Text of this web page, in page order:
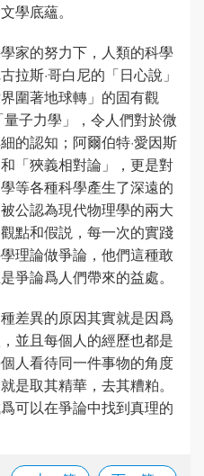
學底蘊。
家的努力下，人類的科學
拉斯·哥白尼的「日心說」
圍著地球轉」的固有觀
子力學」，令人們對於微
的認知；阿爾伯特·愛因斯
「狹義相對論」，更是對
等各種科學產生了深遠的
公認為現代物理學的兩大
點和假説，每一次的實踐
理論做爭論，他們這種敢
爭論爲人們帶來的益處。
差異的原因其實就是因爲
並且每個人的經歷也都是
人看待同一件事物的角度
是取其精華，去其糟粕。
可以在爭論中找到真理的